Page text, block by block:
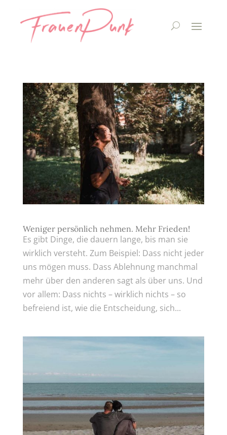
Weniger persönlich nehmen. Mehr Frieden!
Es gibt Dinge, die dauern lange, bis man sie
wirklich versteht. Zum Beispiel: Dass nicht jeder
uns mögen muss. Dass Ablehnung manchmal
mehr über den anderen sagt als über uns. Und
vor allem: Dass nichts – wirklich nichts – so
befreiend ist, wie die Entscheidung, sich...